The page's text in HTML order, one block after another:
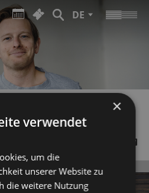
DE
×
verwendet
um die
unserer Website zu
die weitere Nutzung